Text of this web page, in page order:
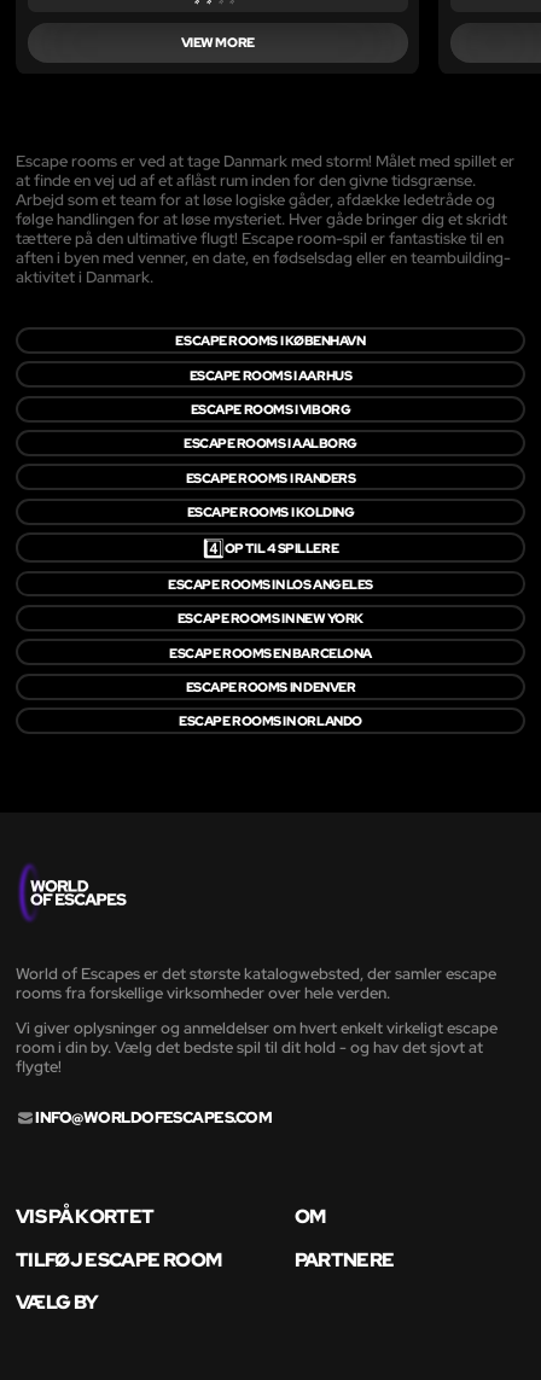
VIEW MORE
Escape rooms er ved at tage Danmark med storm! Målet med spillet er
at finde en vej ud af et aflåst rum inden for den givne tidsgrænse.
Arbejd som et team for at løse logiske gåder, afdække ledetråde og
følge handlingen for at løse mysteriet. Hver gåde bringer dig et skridt
tættere på den ultimative flugt! Escape room-spil er fantastiske til en
aften i byen med venner, en date, en fødselsdag eller en teambuilding-
aktivitet i Danmark.
ESCAPE ROOMS I KØBENHAVN
ESCAPE ROOMS I AARHUS
ESCAPE ROOMS I VIBORG
ESCAPE ROOMS I AALBORG
ESCAPE ROOMS I RANDERS
ESCAPE ROOMS I KOLDING
4️⃣OP TIL 4 SPILLERE
ESCAPE ROOMS IN LOS ANGELES
ESCAPE ROOMS IN NEW YORK
ESCAPE ROOMS EN BARCELONA
ESCAPE ROOMS IN DENVER
ESCAPE ROOMS IN ORLANDO
World of Escapes er det største katalogwebsted, der samler escape
rooms fra forskellige virksomheder over hele verden.
Vi giver oplysninger og anmeldelser om hvert enkelt virkeligt escape
room i din by. Vælg det bedste spil til dit hold - og hav det sjovt at
flygte!
INFO@WORLDOFESCAPES.COM
VIS PÅ KORTET
OM
TILFØJ ESCAPE ROOM
PARTNERE
VÆLG BY